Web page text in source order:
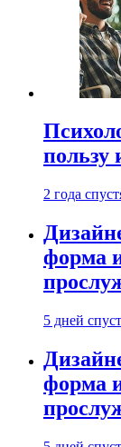
пользу
2 года
форма
5 дней
форма